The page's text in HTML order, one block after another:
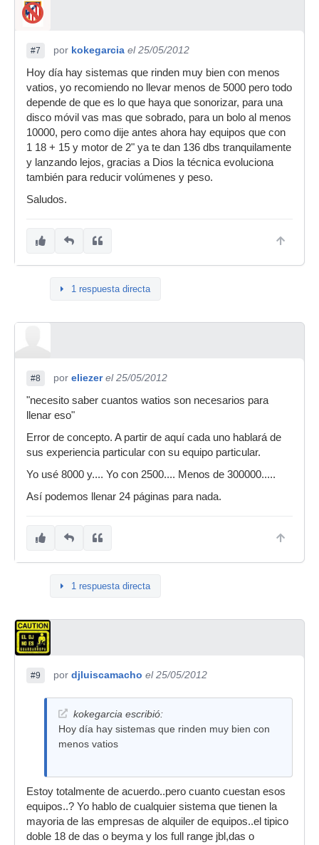
#7 por kokegarcia el 25/05/2012
Hoy día hay sistemas que rinden muy bien con menos
vatios, yo recomiendo no llevar menos de 5000 pero todo
depende de que es lo que haya que sonorizar, para una
disco móvil vas mas que sobrado, para un bolo al menos
10000, pero como dije antes ahora hay equipos que con
1 18 + 15 y motor de 2" ya te dan 136 dbs tranquilamente
y lanzando lejos, gracias a Dios la técnica evoluciona
también para reducir volúmenes y peso.
Saludos.
1 respuesta directa
#8 por eliezer el 25/05/2012
"necesito saber cuantos watios son necesarios para
llenar eso"
Error de concepto. A partir de aquí cada uno hablará de
sus experiencia particular con su equipo particular.
Yo usé 8000 y.... Yo con 2500.... Menos de 300000.....
Así podemos llenar 24 páginas para nada.
1 respuesta directa
#9 por djluiscamacho el 25/05/2012
kokegarcia escribió:
Hoy día hay sistemas que rinden muy bien con
menos vatios
Estoy totalmente de acuerdo..pero cuanto cuestan esos
equipos..? Yo hablo de cualquier sistema que tienen la
mayoria de las empresas de alquiler de equipos..el tipico
doble 18 de das o beyma y los full range jbl,das o